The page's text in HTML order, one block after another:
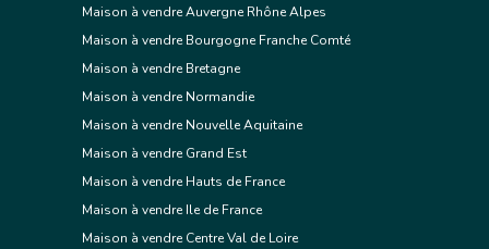
Maison à vendre Auvergne Rhône Alpes
Maison à vendre Bourgogne Franche Comté
Maison à vendre Bretagne
Maison à vendre Normandie
Maison à vendre Nouvelle Aquitaine
Maison à vendre Grand Est
Maison à vendre Hauts de France
Maison à vendre Ile de France
Maison à vendre Centre Val de Loire